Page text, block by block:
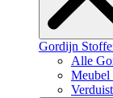
Gordijn
Alle
Meubel